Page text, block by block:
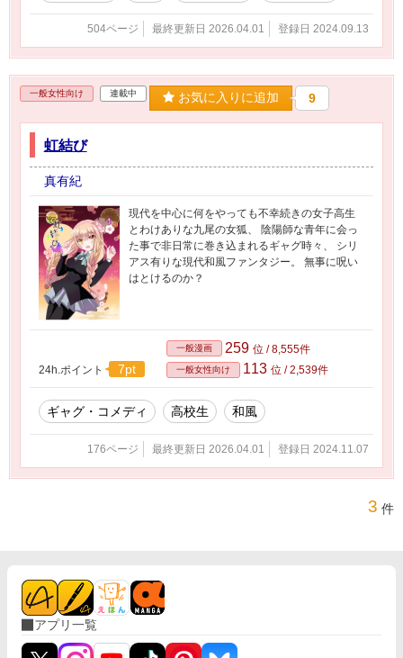
504ページ 最終更新日 2026.04.01 登録日 2024.09.13
一般女性向け 連載中 お気に入りに追加 9
虹結び
真有紀
現代を中心に何をやっても不幸続きの女子高生
とわけありな九尾の女狐、 陰陽師な青年に会っ
た事で非日常に巻き込まれるギャグ時々、 シリ
アス有りな現代和風ファンタジー。 無事に呪い
はとけるのか？
24h.ポイント 7pt
一般漫画 259 位 / 8,555件
一般女性向け 113 位 / 2,539件
ギャグ・コメディ 高校生 和風
176ページ 最終更新日 2026.04.01 登録日 2024.11.07
3 件
アプリ一覧